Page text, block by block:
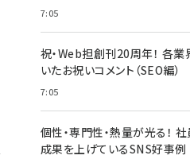
7:05
祝・Web担創刊20周年！ 各
いたお祝いコメント（SEO編）
7:05
個性・専門性・熱量が光る！
成果を上げているSNS好事例